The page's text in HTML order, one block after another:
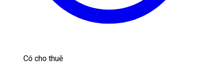
Có cho thuê